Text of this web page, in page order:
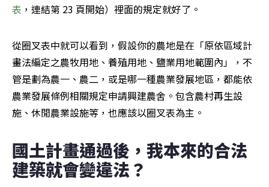
表 ，連結第 23 頁開始）裡面的規定就好了。
從圈叉表中就可以看到，假設你的農地是在「原依區域計
畫法編定之農牧用地、養殖用地、鹽業用地範圍內」，不
管是劃為農一、農二，或是哪一種農業發展地區，都能依
農業發展條例相關規定申請興建農舍。包含農村再生設
施、休閒農業設施等，也應該以圈叉表為主。
國土計畫通過後，我本來的合法
建築就會變違法？